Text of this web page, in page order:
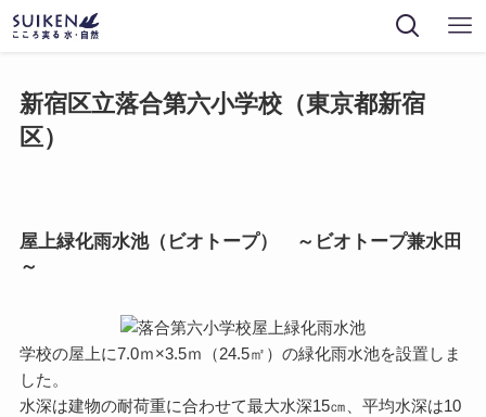
新宿区立落合第六小学校（東京都新宿
区）
屋上緑化雨水池（ビオトープ） ～ビオトープ兼水田
～
学校の屋上に7.0ｍ×3.5ｍ（24.5㎡）の緑化雨水池を設置しま
した。
水深は建物の耐荷重に合わせて最大水深15㎝、平均水深は10